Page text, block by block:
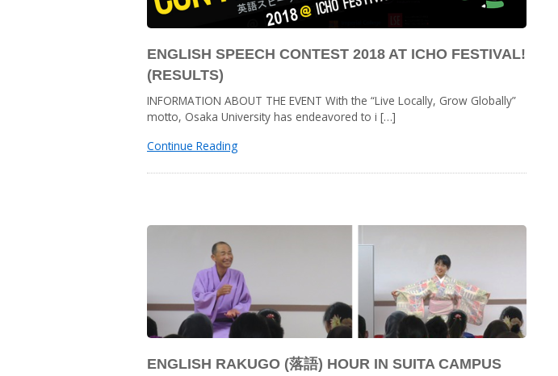
ENGLISH SPEECH CONTEST 2018 AT ICHO FESTIVAL!
(RESULTS)
INFORMATION ABOUT THE EVENT With the “Live Locally, Grow Globally”
motto, Osaka University has endeavored to i […]
Continue Reading
ENGLISH RAKUGO (落語) HOUR IN SUITA CAMPUS